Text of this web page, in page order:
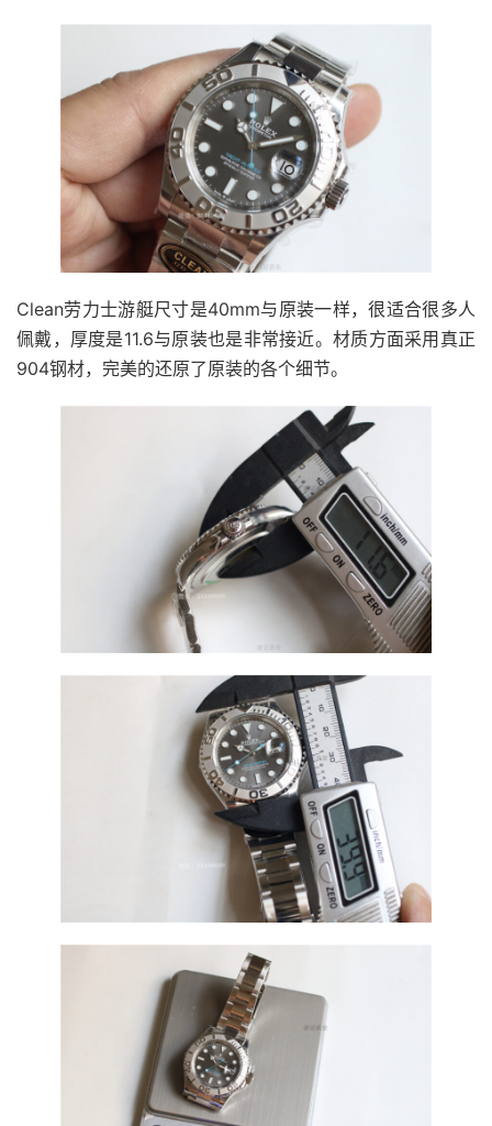
Clean劳力士游艇尺寸是40mm与原装一样，很适合很多人
佩戴，厚度是11.6与原装也是非常接近。材质方面采用真正
904钢材，完美的还原了原装的各个细节。